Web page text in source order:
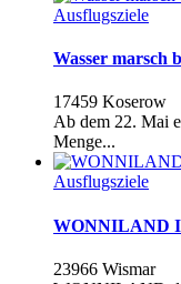
Ausflugsziele
Wasser marsch
17459 Koserow
Ab dem 22. Mai
Menge...
Ausflugsziele
WONNILAND
23966 Wismar